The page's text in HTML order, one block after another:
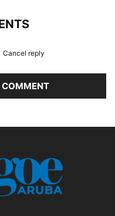
Cancel reply
COMMENT